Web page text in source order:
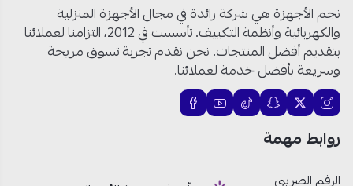
نجم الأجهزة هي شركة رائدة في مجال الأجهزة المنزلية
والكهربائية وأنظمة التكييف. تأسست في 2012، التزامنا لعملائنا
بتقديم أفضل المنتجات. نحن نقدم تجربة تسوق مريحة
وسريعة بأفضل خدمة لعملائنا.
روابط مهمة
الرقم الضريبي